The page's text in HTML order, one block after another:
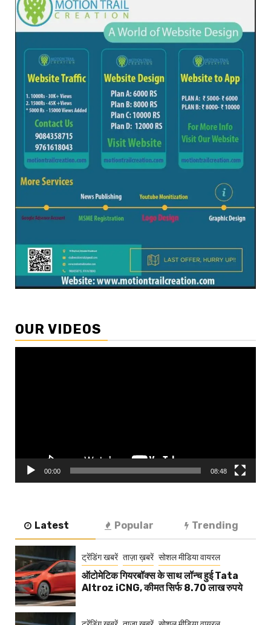
OUR VIDEOS
00:00 08:48
Latest Popular Trending
ट्रेंडिंग खबरें ताज़ा ख़बरें सोशल मीडिया वायरल
ऑटोमेटिक गियरबॉक्स के साथ लॉन्च हुई Tata
Altroz iCNG, कीमत सिर्फ 8.70 लाख रुपये